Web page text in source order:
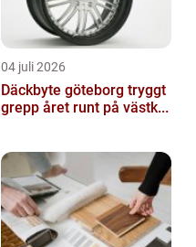
04 juli 2026
Däckbyte göteborg tryggt
grepp året runt på västk...